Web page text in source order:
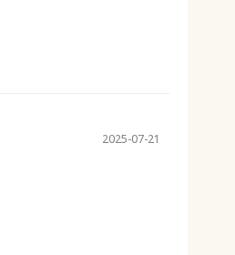
2025-07-21